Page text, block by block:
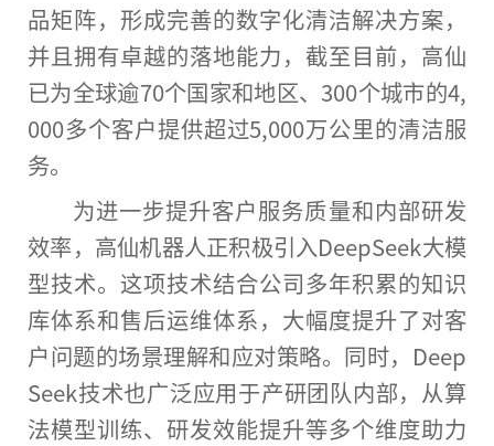
品矩阵，形成完善的数字化清洁解决方案，
并且拥有卓越的落地能力，截至目前，高仙
已为全球逾70个国家和地区、300个城市的4,
000多个客户提供超过5,000万公里的清洁服
务。
为进一步提升客户服务质量和内部研发
效率，高仙机器人正积极引入DeepSeek大模
型技术。这项技术结合公司多年积累的知识
库体系和售后运维体系，大幅度提升了对客
户问题的场景理解和应对策略。同时，Deep
Seek技术也广泛应用于产研团队内部，从算
法模型训练、研发效能提升等多个维度助力